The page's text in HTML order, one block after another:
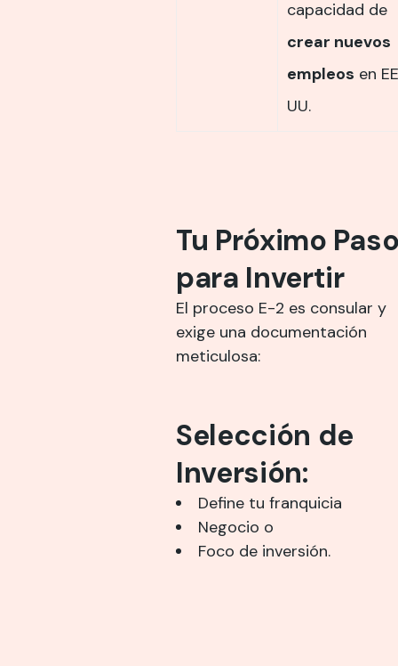
capacidad de
crear nuevos
empleos en
UU.
Tu Próximo
para Invertir
El proceso E-2 es consular y
exige una documentación
meticulosa:
Selección de
Inversión:
Define tu franquicia
Negocio o
Foco de inversión.